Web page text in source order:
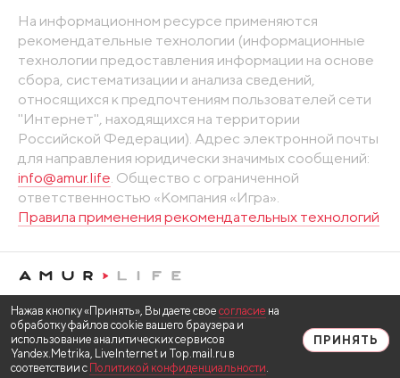
На информационном ресурсе применяются
рекомендательные технологии (информационные
технологии предоставления информации на основе
сбора, систематизации и анализа сведений,
относящихся к предпочтениям пользователей сети
"Интернет", находящихся на территории
Российской Федерации). Адрес электронной почты
для направления юридически значимых сообщений:
info@amur.life . Общество с ограниченной
ответственностью «Компания «Игра».
Правила применения рекомендательных технологий
Нажав кнопку «Принять», Вы даете свое согласие на
обработку файлов cookie вашего браузера и
использование аналитических сервисов
Yandex.Metrika, LiveInternet и Top.mail.ru в
соответствии с Политикой конфиденциальности.
ПРИНЯТЬ